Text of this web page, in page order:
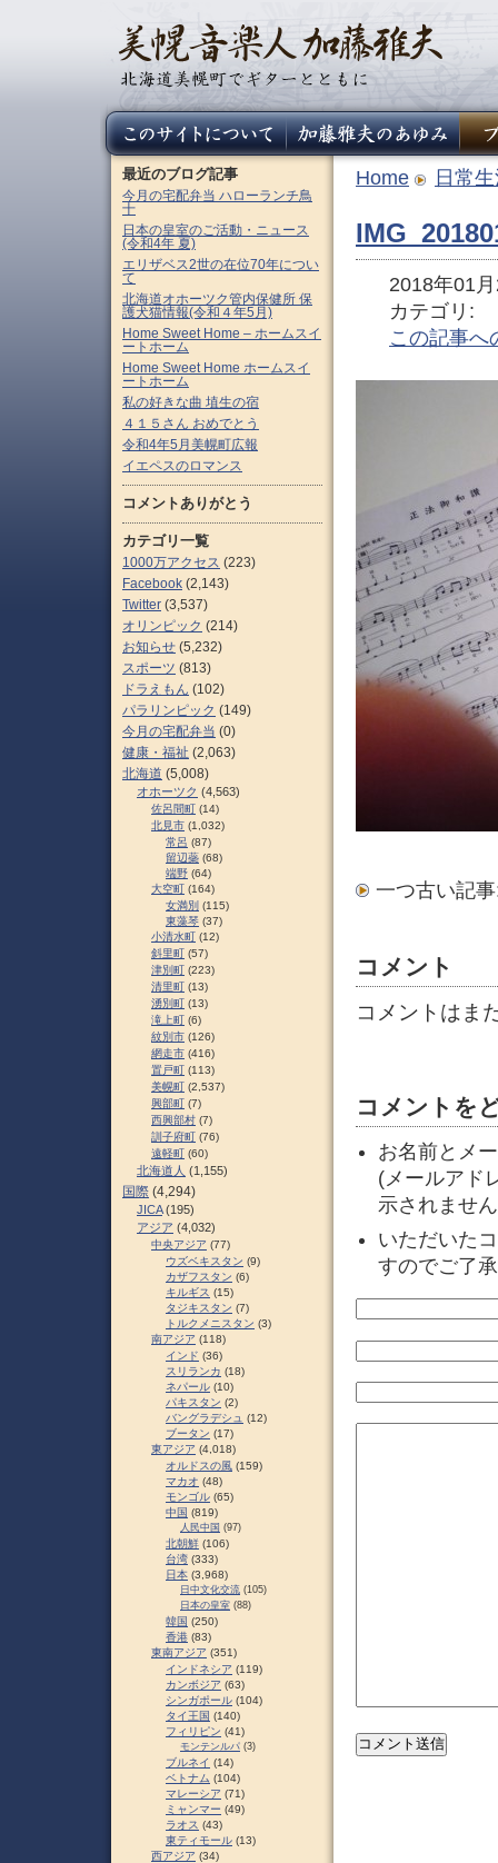
Home 日常
2018年01
カテゴリ:
この記事へ
一つ古い記
コメント
コメントはま
コメントを
お名前とメ
(メールアド
示されませ
いただいた
すのでご了
最近のブログ記事
今月の宅配弁当 ハローランチ鳥
十
日本の皇室のご活動・ニュース
(令和4年 夏)
エリザベス2世の在位70年につい
て
北海道オホーツク管内保健所 保
護犬猫情報(令和４年5月)
Home Sweet Home – ホームスイ
ートホーム
Home Sweet Home ホームスイ
ートホーム
私の好きな曲 埴生の宿
４１５さん おめでとう
令和4年5月美幌町広報
イエペスのロマンス
コメントありがとう
カテゴリ一覧
1000万アクセス (223)
Facebook (2,143)
Twitter (3,537)
オリンピック (214)
お知らせ (5,232)
スポーツ (813)
ドラえもん (102)
パラリンピック (149)
今月の宅配弁当 (0)
健康・福祉 (2,063)
北海道 (5,008)
オホーツク (4,563)
佐呂間町 (14)
北見市 (1,032)
常呂 (87)
留辺蘂 (68)
端野 (64)
大空町 (164)
女満別 (115)
東藻琴 (37)
小清水町 (12)
斜里町 (57)
津別町 (223)
清里町 (13)
湧別町 (13)
滝上町 (6)
紋別市 (126)
網走市 (416)
置戸町 (113)
美幌町 (2,537)
興部町 (7)
西興部村 (7)
訓子府町 (76)
遠軽町 (60)
北海道人 (1,155)
国際 (4,294)
JICA(195)
アジア (4,032)
中央アジア (77)
ウズベキスタン (9)
カザフスタン (6)
キルギス (15)
タジキスタン (7)
トルクメニスタン (3)
南アジア (118)
インド (36)
スリランカ (18)
ネパール (10)
パキスタン (2)
バングラデシュ (12)
ブータン (17)
東アジア (4,018)
オルドスの風 (159)
マカオ (48)
モンゴル (65)
中国 (819)
人民中国 (97)
北朝鮮 (106)
台湾 (333)
日本 (3,968)
日中文化交流 (105)
日本の皇室 (88)
韓国 (250)
香港 (83)
東南アジア (351)
インドネシア (119)
カンボジア (63)
シンガポール (104)
タイ王国 (140)
フィリピン (41)
モンテンルパ (3)
ブルネイ (14)
ベトナム (104)
マレーシア (71)
ミャンマー (49)
ラオス (43)
東ティモール (13)
西アジア (34)